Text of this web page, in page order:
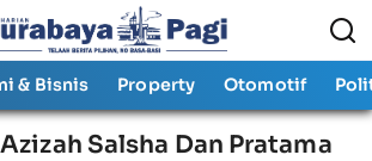
& Bisnis Property Otomotif
Salsha Dan Pratama